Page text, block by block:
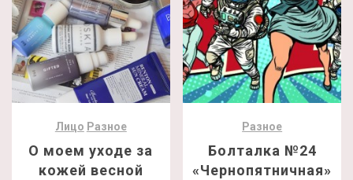
Лицо Разное
О моем уходе за
кожей весной
Разное
Болталка №24
«Чернопятничная»